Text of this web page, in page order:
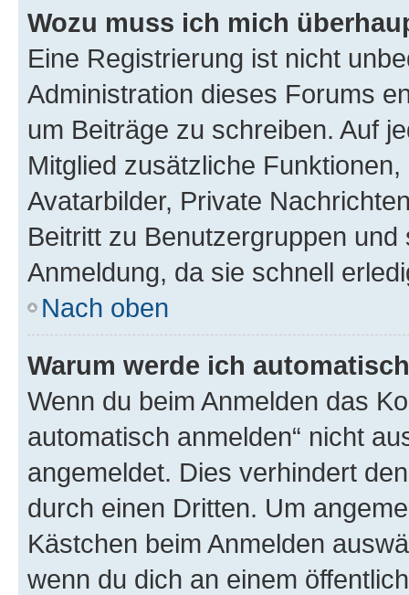
Wozu muss ich mich
Eine Registrierung ist nicht
Administration dieses Forums
um Beiträge zu schreiben. Auf
Mitglied zusätzliche
Avatarbilder, Private
Beitritt zu Benutzergruppen
Anmeldung, da sie schnell
Nach oben
Warum werde ich
Wenn du beim Anmelden das
automatisch anmelden“ nicht
angemeldet. Dies verhindert
durch einen Dritten. Um
Kästchen beim Anmelden
wenn du dich an einem